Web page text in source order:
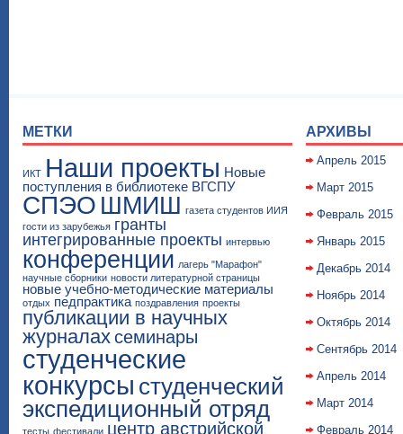
МЕТКИ
ИКТ Наши проекты Новые
поступления в библиотеке ВГСПУ
СПЭО ШМИШ газета студентов ИИЯ
гости из зарубежья гранты
интегрированные проекты интервью
конференции лагерь "Марафон"
научные сборники новости литературной страницы
новые учебно-методические материалы
отдых педпрактика поздравления проекты
публикации в научных
журналахсеминары
студенческие
конкурсы студенческий
экспедиционный отряд
тесты фестивали центр австрийской
АРХИВЫ
Апрель 2015
Март 2015
Февраль 2015
Январь 2015
Декабрь 2014
Ноябрь 2014
Октябрь 2014
Сентябрь 2014
Апрель 2014
Март 2014
Февраль 2014